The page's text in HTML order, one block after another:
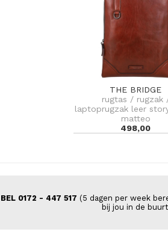
THE BRIDGE
rugtas / rugzak
laptoprugzak leer
matteo
498,00
BEL 0172 - 447 517 (5 dagen per week
bij jou in de buurt